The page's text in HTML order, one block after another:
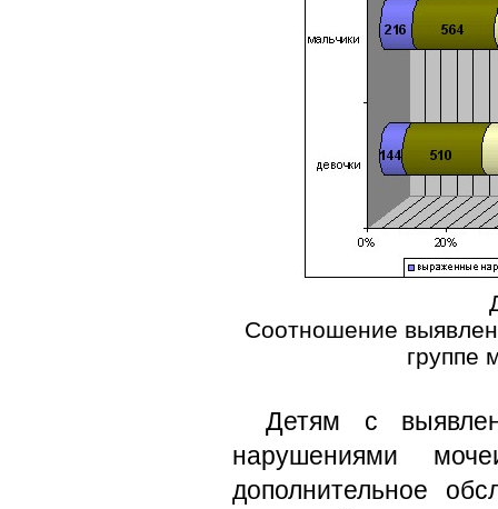
Соотношение
группе
Детям с
нарушениями
дополнительное